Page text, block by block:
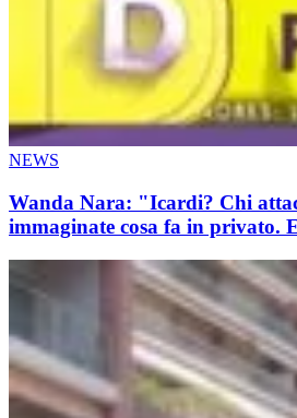
NEWS
Wanda Nara: "Icardi? Chi
immaginate cosa fa in privato.